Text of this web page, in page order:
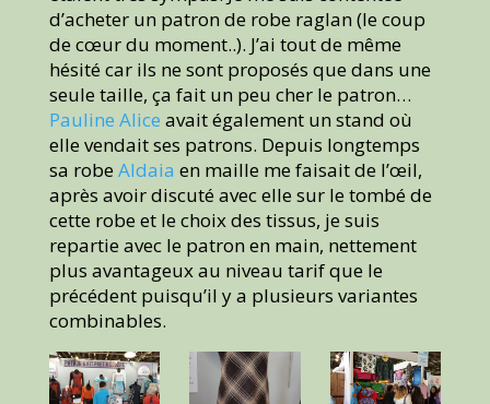
d’acheter un patron de robe raglan (le coup
de cœur du moment..). J’ai tout de même
hésité car ils ne sont proposés que dans une
seule taille, ça fait un peu cher le patron…
Pauline Alice avait également un stand où
elle vendait ses patrons. Depuis longtemps
sa robe Aldaia en maille me faisait de l’œil,
après avoir discuté avec elle sur le tombé de
cette robe et le choix des tissus, je suis
repartie avec le patron en main, nettement
plus avantageux au niveau tarif que le
précédent puisqu’il y a plusieurs variantes
combinables.